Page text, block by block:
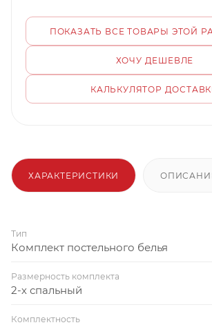
ПОКАЗАТЬ ВСЕ ТОВАРЫ ЭТОЙ
ХОЧУ ДЕШЕВЛЕ
КАЛЬКУЛЯТОР
ХАРАКТЕРИСТИКИ
Тип
Комплект постельного белья
Размерность комплекта
2-х спальный
Комплектность